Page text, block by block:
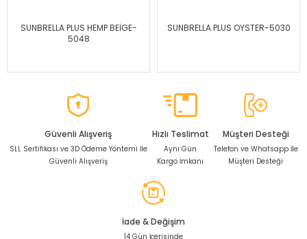
SUNBRELLA PLUS HEMP BEİGE-
5048
SUNBRELLA PLUS OYSTER-5030
Güvenli Alışveriş
SLL Sertifikası ve 3D Ödeme Yöntemi İle
Güvenli Alışveriş
Hızlı Teslimat
Aynı Gün
Kargo İmkanı
Müşteri Desteği
Telefon ve Whatsapp İle
Müşteri Desteği
İade & Değişim
14 Gün İçerisinde